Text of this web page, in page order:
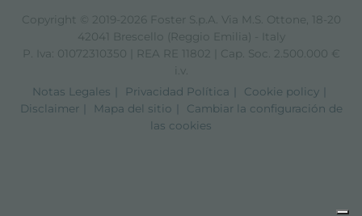
Copyright © 2019-2026 Foster S.p.A. Via M.S. Ottone, 18-20
42041 Brescello (Reggio Emilia) - Italy
P. Iva: 01072310350 | REA RE 11802 | Cap. Soc. 2.500.000 €
i.v.
Notas Legales
Privacidad Política
Cookie policy
Disclaimer
Mapa del sitio
Cambiar la configuración de
las cookies